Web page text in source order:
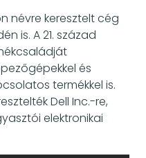
névre keresztelt cég
is. A 21. század
és
termékkel is.
Dell Inc.-re,
elektronikai